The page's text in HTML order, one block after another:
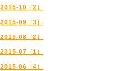
2015-10（2）
2015-09（3）
2015-08（2）
2015-07（1）
2015-06（4）